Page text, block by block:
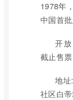
1978年
中国首
开
截止售
地
社区白